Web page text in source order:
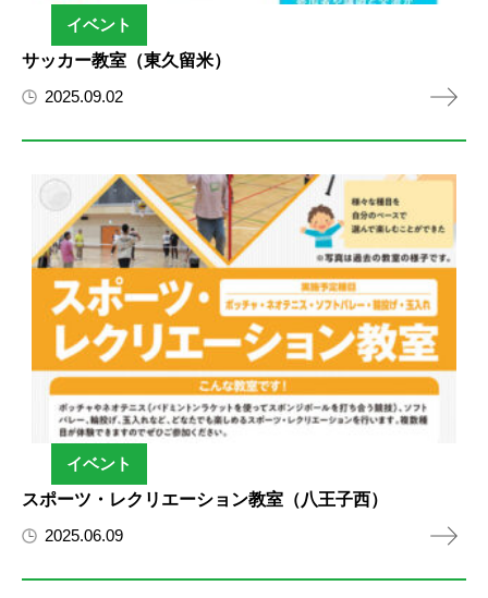
イベント
サッカー教室（東久留米）
2025.09.02
イベント
スポーツ・レクリエーション教室（八王子西）
2025.06.09